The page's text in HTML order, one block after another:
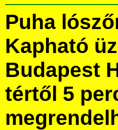
Puha
Kapható
Budapest
tértől 5